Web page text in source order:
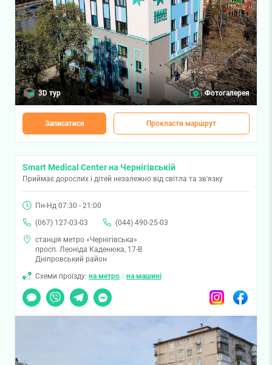
3D тур Фотогалерея
Записатися Прокласти маршрут
Smart Medical Center на Чернігівській
Приймає дорослих і дітей незалежно від світла та зв'язку
Пн-Нд 07:30 - 21:00
(067) 127-03-03
(044) 490-25-03
станція метро «Чернігівська»
просп. Леоніда Каденюка, 17-В
Дніпровський район
Схеми проїзду: на метро / на машині
Чат
Viber TelegramMessenger InstagramFacebook